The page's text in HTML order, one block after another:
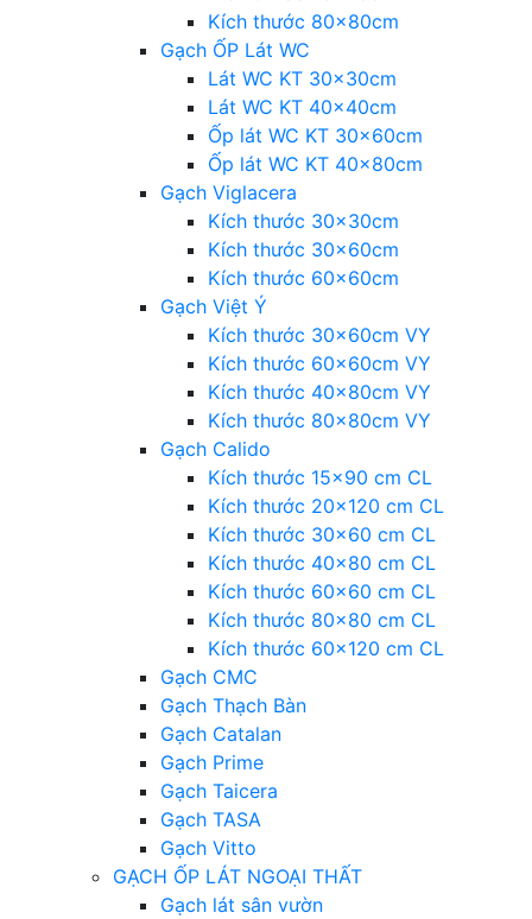
Kích thước 80x80cm
Gạch ỐP Lát WC
Lát WC KT 30x30cm
Lát WC KT 40x40cm
Ốp lát WC KT 30x60cm
Ốp lát WC KT 40x80cm
Gạch Viglacera
Kích thước 30x30cm
Kích thước 30x60cm
Kích thước 60x60cm
Gạch Việt Ý
Kích thước 30x60cm VY
Kích thước 60x60cm VY
Kích thước 40x80cm VY
Kích thước 80x80cm VY
Gạch Calido
Kích thước 15×90 cm CL
Kích thước 20×120 cm CL
Kích thước 30×60 cm CL
Kích thước 40×80 cm CL
Kích thước 60×60 cm CL
Kích thước 80×80 cm CL
Kích thước 60×120 cm CL
Gạch CMC
Gạch Thạch Bàn
Gạch Catalan
Gạch Prime
Gạch Taicera
Gạch TASA
Gạch Vitto
GẠCH ỐP LÁT NGOẠI THẤT
Gạch lát sân vườn